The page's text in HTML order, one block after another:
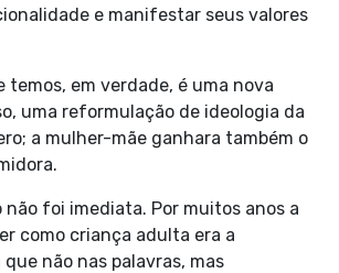
e manifestar seus valores
temos, em verdade, é uma nova
uma reformulação de ideologia da
a mulher-mãe ganhara também o
foi imediata. Por muitos anos a
como criança adulta era a
não nas palavras, mas